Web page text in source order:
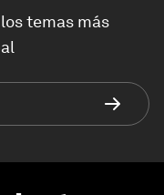
temas más